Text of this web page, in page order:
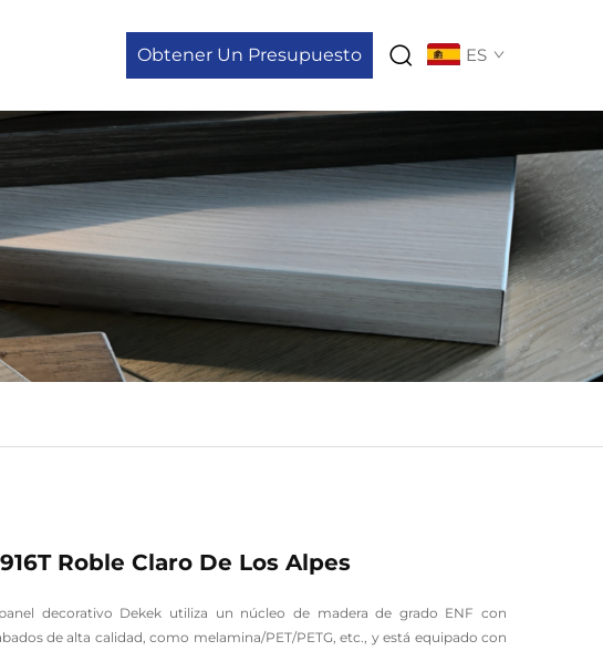
Obtener Un Presupuesto ES
Roble Claro De Los Alpes
decorativo Dekek utiliza un núcleo de madera de grado ENF con
de alta calidad, como melamina/PET/PETG, etc., y está equipado con